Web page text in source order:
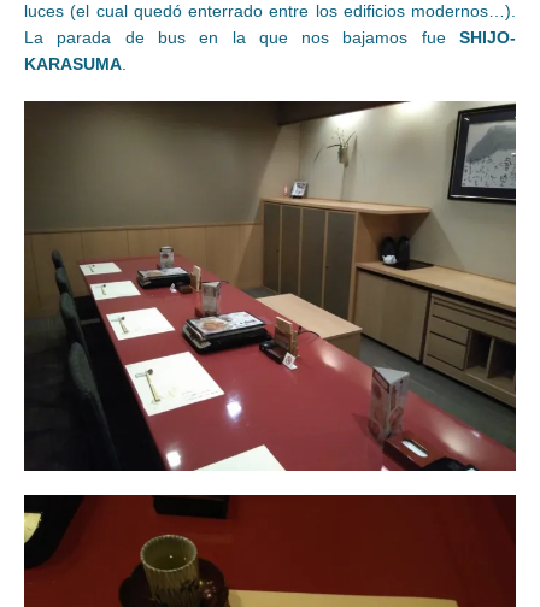
luces (el cual quedó enterrado entre los edificios modernos…).
La parada de bus en la que nos bajamos fue SHIJO-
KARASUMA.